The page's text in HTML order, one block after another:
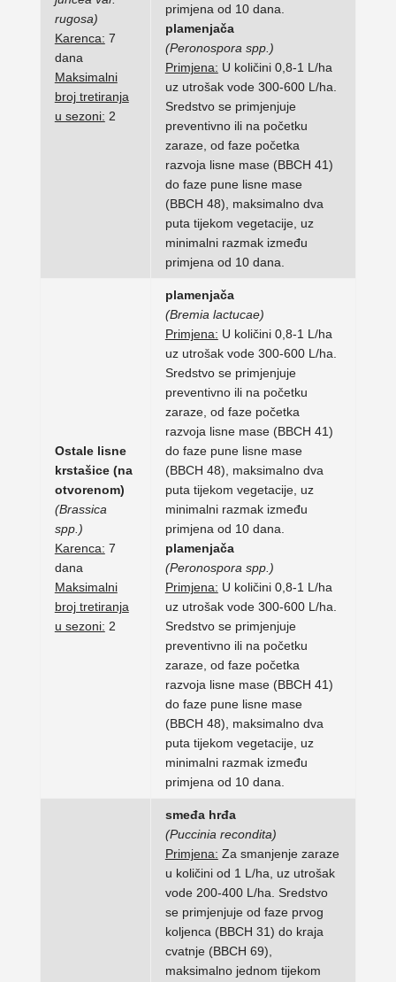
rugosa)
Karenca: 7
dana
Maksimalni
broj tretiranja
u sezoni: 2
primjena od 10 dana.
plamenjača
(Peronospora spp.)
Primjena: U količini 0,8-1 L/ha
uz utrošak vode 300-600 L/ha.
Sredstvo se primjenjuje
preventivno ili na početku
zaraze, od faze početka
razvoja lisne mase (BBCH 41)
do faze pune lisne mase
(BBCH 48), maksimalno dva
puta tijekom vegetacije, uz
minimalni razmak između
primjena od 10 dana.
Ostale lisne
krstašice (na
otvorenom)
(Brassica
spp.)
Karenca: 7
dana
Maksimalni
broj tretiranja
u sezoni: 2
plamenjača
(Bremia lactucae)
Primjena: U količini 0,8-1 L/ha
uz utrošak vode 300-600 L/ha.
Sredstvo se primjenjuje
preventivno ili na početku
zaraze, od faze početka
razvoja lisne mase (BBCH 41)
do faze pune lisne mase
(BBCH 48), maksimalno dva
puta tijekom vegetacije, uz
minimalni razmak između
primjena od 10 dana.
plamenjača
(Peronospora spp.)
Primjena: U količini 0,8-1 L/ha
uz utrošak vode 300-600 L/ha.
Sredstvo se primjenjuje
preventivno ili na početku
zaraze, od faze početka
razvoja lisne mase (BBCH 41)
do faze pune lisne mase
(BBCH 48), maksimalno dva
puta tijekom vegetacije, uz
minimalni razmak između
primjena od 10 dana.
smeđa hrđa
(Puccinia recondita)
Primjena: Za smanjenje zaraze
u količini od 1 L/ha, uz utrošak
vode 200-400 L/ha. Sredstvo
se primjenjuje od faze prvog
koljenca (BBCH 31) do kraja
cvatnje (BBCH 69),
maksimalno jednom tijekom